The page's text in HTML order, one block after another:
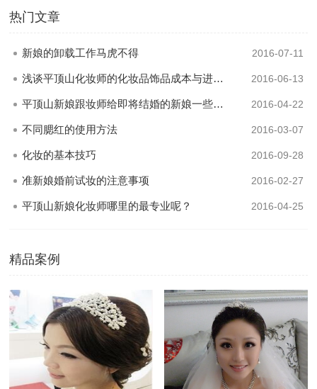
热门文章
新娘的卸载工作马虎不得 2016-07-11
浅谈平顶山化妆师的化妆品饰品成本与进修成本 2016-06-13
平顶山新娘跟妆师给即将结婚的新娘一些建议 2016-04-22
不同腮红的使用方法 2016-03-07
化妆的基本技巧 2016-09-28
准新娘婚前试妆的注意事项 2016-02-27
平顶山新娘化妆师哪里的最专业呢？ 2016-04-25
精品案例